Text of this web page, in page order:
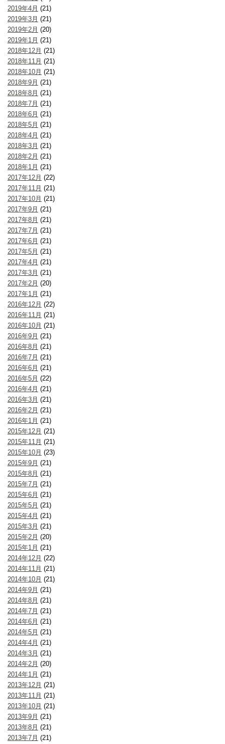
2019年4月 (21)
2019年3月 (21)
2019年2月 (20)
2019年1月 (21)
2018年12月 (21)
2018年11月 (21)
2018年10月 (21)
2018年9月 (21)
2018年8月 (21)
2018年7月 (21)
2018年6月 (21)
2018年5月 (21)
2018年4月 (21)
2018年3月 (21)
2018年2月 (21)
2018年1月 (21)
2017年12月 (22)
2017年11月 (21)
2017年10月 (21)
2017年9月 (21)
2017年8月 (21)
2017年7月 (21)
2017年6月 (21)
2017年5月 (21)
2017年4月 (21)
2017年3月 (21)
2017年2月 (20)
2017年1月 (21)
2016年12月 (22)
2016年11月 (21)
2016年10月 (21)
2016年9月 (21)
2016年8月 (21)
2016年7月 (21)
2016年6月 (21)
2016年5月 (22)
2016年4月 (21)
2016年3月 (21)
2016年2月 (21)
2016年1月 (21)
2015年12月 (21)
2015年11月 (21)
2015年10月 (23)
2015年9月 (21)
2015年8月 (21)
2015年7月 (21)
2015年6月 (21)
2015年5月 (21)
2015年4月 (21)
2015年3月 (21)
2015年2月 (20)
2015年1月 (21)
2014年12月 (22)
2014年11月 (21)
2014年10月 (21)
2014年9月 (21)
2014年8月 (21)
2014年7月 (21)
2014年6月 (21)
2014年5月 (21)
2014年4月 (21)
2014年3月 (21)
2014年2月 (20)
2014年1月 (21)
2013年12月 (21)
2013年11月 (21)
2013年10月 (21)
2013年9月 (21)
2013年8月 (21)
2013年7月 (21)